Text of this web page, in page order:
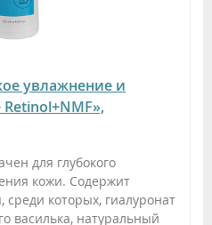
увлажнение и
для глубокого
кожи. Содержит
которых, гиалуронат
василька, натуральный